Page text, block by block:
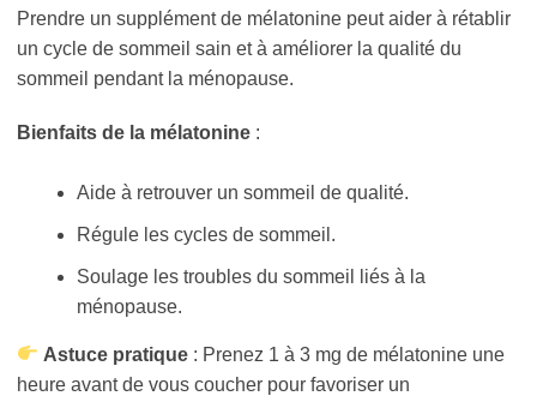
Prendre un supplément de mélatonine peut aider à rétablir
un cycle de sommeil sain et à améliorer la qualité du
sommeil pendant la ménopause.
Bienfaits de la mélatonine :
Aide à retrouver un sommeil de qualité.
Régule les cycles de sommeil.
Soulage les troubles du sommeil liés à la
ménopause.
Astuce pratique : Prenez 1 à 3 mg de mélatonine une
heure avant de vous coucher pour favoriser un